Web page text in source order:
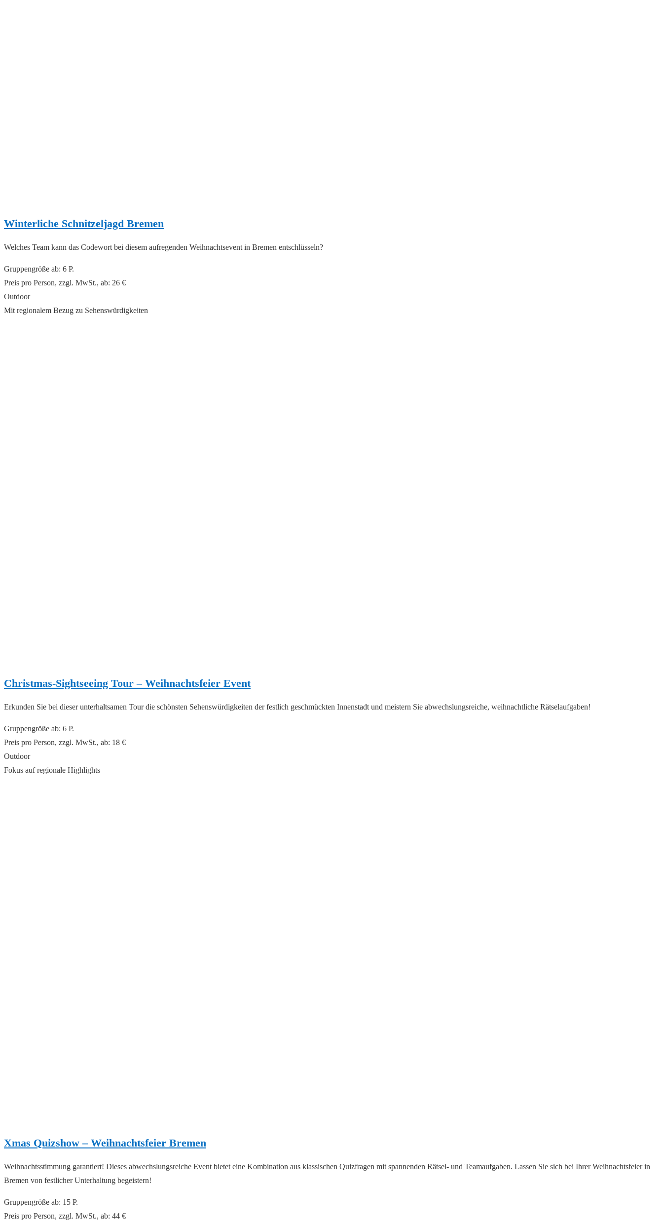
Winterliche Schnitzeljagd Bremen
Welches Team kann das Codewort bei diesem aufregenden Weihnachtsevent in Bremen entschlüsseln?
Gruppengröße ab: 6 P.
Preis pro Person, zzgl. MwSt., ab: 26 €
Outdoor
Mit regionalem Bezug zu Sehenswürdigkeiten
Christmas-Sightseeing Tour – Weihnachtsfeier Event
Erkunden Sie bei dieser unterhaltsamen Tour die schönsten Sehenswürdigkeiten der festlich geschmückten Innenstadt und meistern Sie abwechslungsreiche, weihnachtliche Rätselaufgaben!
Gruppengröße ab: 6 P.
Preis pro Person, zzgl. MwSt., ab: 18 €
Outdoor
Fokus auf regionale Highlights
Xmas Quizshow – Weihnachtsfeier Bremen
Weihnachtsstimmung garantiert! Dieses abwechslungsreiche Event bietet eine Kombination aus klassischen Quizfragen mit spannenden Rätsel- und Teamaufgaben. Lassen Sie sich bei Ihrer Weihnachtsfeier in
Bremen von festlicher Unterhaltung begeistern!
Gruppengröße ab: 15 P.
Preis pro Person, zzgl. MwSt., ab: 44 €